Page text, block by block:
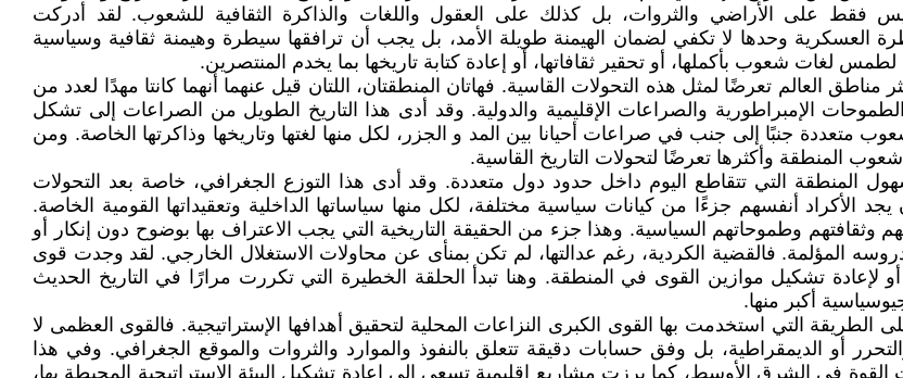
الأراضي والثروات، بل كذلك على العقول واللغات والذاكرة الثقافية للشعوب. لقد أدركت
العسكرية وحدها لا تكفي لضمان الهيمنة طويلة الأمد، بل يجب أن ترافقها سيطرة وهيمنة ثقافية وسياسية
لغات شعوب بأكملها، أو تحقير ثقافاتها، أو إعادة كتابة تاريخها بما يخدم المنتصرين.
العالم تعرضًا لمثل هذه التحولات القاسية. فهاتان المنطقتان، اللتان قيل عنهما أنهما كانتا مهدًا لعدد من
الإمبراطورية والصراعات الإقليمية والدولية. وقد أدى هذا التاريخ الطويل من الصراعات إلى تشكل
متعددة جنبًا إلى جنب في صراعات أحيانا بين المد و الجزر، لكل منها لغتها وتاريخها وذاكرتها الخاصة. ومن
المنطقة وأكثرها تعرضًا لتحولات التاريخ القاسية.
التي تتقاطع اليوم داخل حدود دول متعددة. وقد أدى هذا التوزع الجغرافي، خاصة بعد التحولات
الأكراد أنفسهم جزءًا من كيانات سياسية مختلفة، لكل منها سياساتها الداخلية وتعقيداتها القومية الخاصة.
وطموحاتهم السياسية. وهذا جزء من الحقيقة التاريخية التي يجب الاعتراف بها بوضوح دون إنكار أو
المؤلمة. فالقضية الكردية، رغم عدالتها، لم تكن بمنأى عن محاولات الاستغلال الخارجي. لقد وجدت قوى
تشكيل موازين القوى في المنطقة. وهنا تبدأ الحلقة الخطيرة التي تكررت مرارًا في التاريخ الحديث
أكبر منها.
الطريقة التي استخدمت بها القوى الكبرى النزاعات المحلية لتحقيق أهدافها الإستراتيجية. فالقوى العظمى لا
أو الديمقراطية، بل وفق حسابات دقيقة تتعلق بالنفوذ والموارد والثروات والموقع الجغرافي. وفي هذا
القوة في الشرق الأوسط، كما برزت مشاريع إقليمية تسعى إلى إعادة تشكيل البيئة الإستراتيجية المحيطة بها،